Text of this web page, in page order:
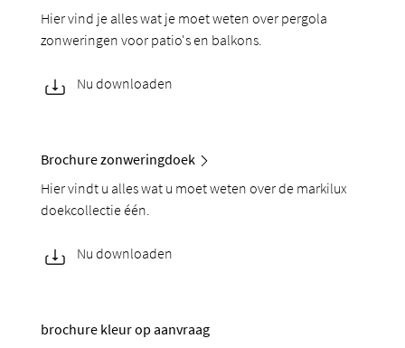
Hier vind je alles wat je moet weten over pergola
zonweringen voor patio's en balkons.
Nu downloaden
Brochure zonweringdoek
Hier vindt u alles wat u moet weten over de markilux
doekcollectie één.
Nu downloaden
brochure kleur op aanvraag